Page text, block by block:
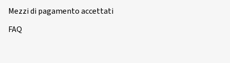
Mezzi di pagamento accettati
FAQ